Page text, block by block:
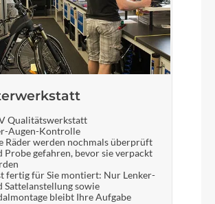
Qualitätswerkstatt
Augen-Kontrolle
Räder werden nochmals überprüft
Probe gefahren, bevor sie verpackt
fertig für Sie montiert: Nur Lenker-
Sattelanstellung sowie
bleibt Ihre Aufgabe